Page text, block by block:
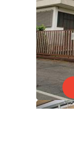
Camere
minime
Qualsiasi